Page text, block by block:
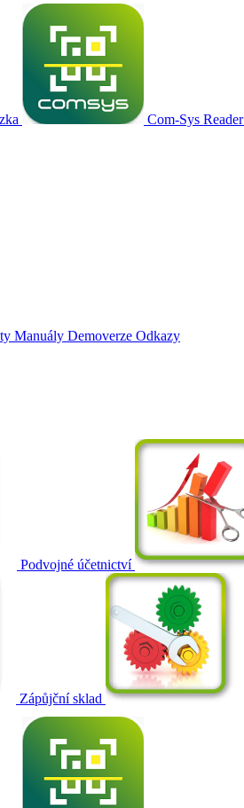
Com-Sys Reader
Manuály Demoverze Odkazy
Podvojné účetnictví
Zápůjční sklad